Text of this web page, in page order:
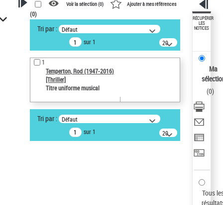
VOTRE RECHERCHE
Recherche avancée dans les
notices d’autorité
Œuvres liées à l'auteur :
Temperton, Rod (1947-2016)
Auteur d’œuvre
Statut de la notice d’autorité
Notice élémentaire
Type de notice d'autorité
Voir la sélection (0) Ajouter à mes références
(0)
Tri par : Défaut
sur 1
20
résultats/page
1
Temperton, Rod (1947-2016)
[Thriller]
Titre uniforme musical
Tri par : Défaut
sur 1
20
résultats/page
RÉCUPÉRER
LES
NOTICES
Ma
(0)
Tous